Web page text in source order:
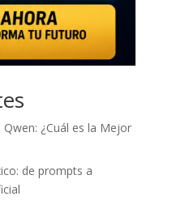
Qwen: ¿Cuál es la Mejor
de prompts a